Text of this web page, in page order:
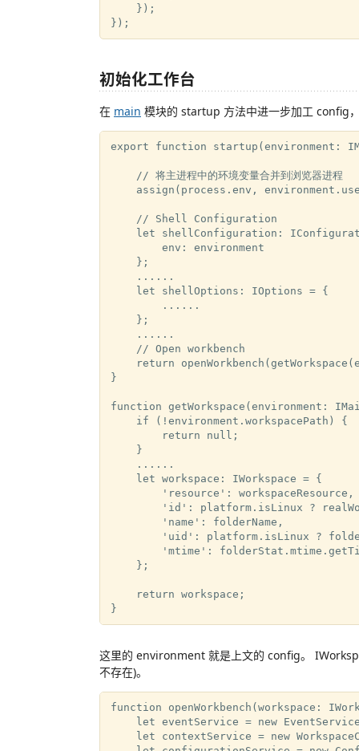
    });
初始化工作台
在 main 模块的 startup 方法中进一步加工 config
export function startup(environment:
    // 将主进程中的环境变量合并到浏览器进程
assign(process.env,
    // Shell Configuration
let shellConfiguration:
        env: environment
    };
    ......
    let shellOptions: IOptions = {
        ......
    };
    ......
    // Open workbench
return
}
function getWorkspace(environment:
    if (!environment.workspacePath) {
        return null;
    }
    ......
    let workspace: IWorkspace = {
        'resource': workspaceResource,
'id': platform.isLinux ?
        'name': folderName,
'uid': platform.isLinux ?
'mtime':
    };
    return workspace;
这里的 environment 就是上文的 config。
不存在)。
function openWorkbench(workspace:
let eventService = new
let contextService = new